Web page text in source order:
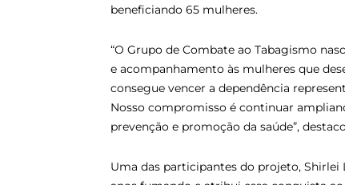
beneficiando 65 mulheres.
“O Grupo de Combate ao Tabagismo
e acompanhamento às mulheres que
consegue vencer a dependência
Nosso compromisso é continuar
prevenção e promoção da saúde”,
Uma das participantes do projeto, Shirlei